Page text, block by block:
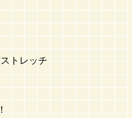
トレッチ